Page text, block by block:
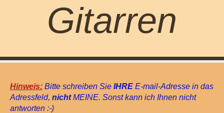
Gitarren
Hinweis: Bitte schreiben Sie IHRE E-mail-Adresse in das
Adressfeld, nichtMEINE. Sonst kann ich Ihnen nicht
antworten :-)